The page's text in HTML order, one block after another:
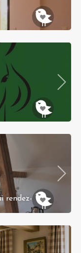
rendez-